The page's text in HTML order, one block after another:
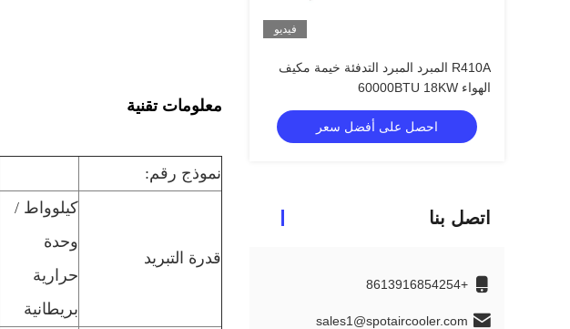
فيديو
R410A المبرد المبرد التدفئة خيمة مكيف
الهواء 60000BTU 18KW
احصل على أفضل سعر
اتصل بنا
+8613916854254
sales1@spotaircooler.com
معلومات تقنية
نموذج رقم:
قدرة التبريد
كيلوواط /
وحدة
حرارية
بريطانية